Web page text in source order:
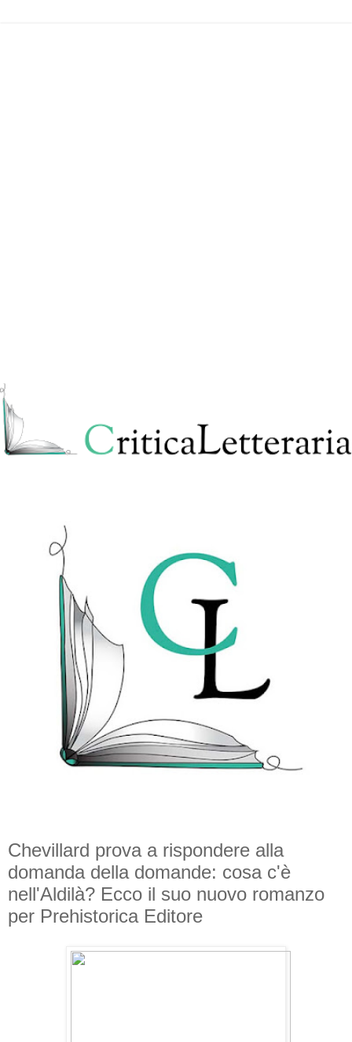
Chevillard prova a rispondere alla
domanda della domande: cosa c'è
nell'Aldilà? Ecco il suo nuovo romanzo
per Prehistorica Editore